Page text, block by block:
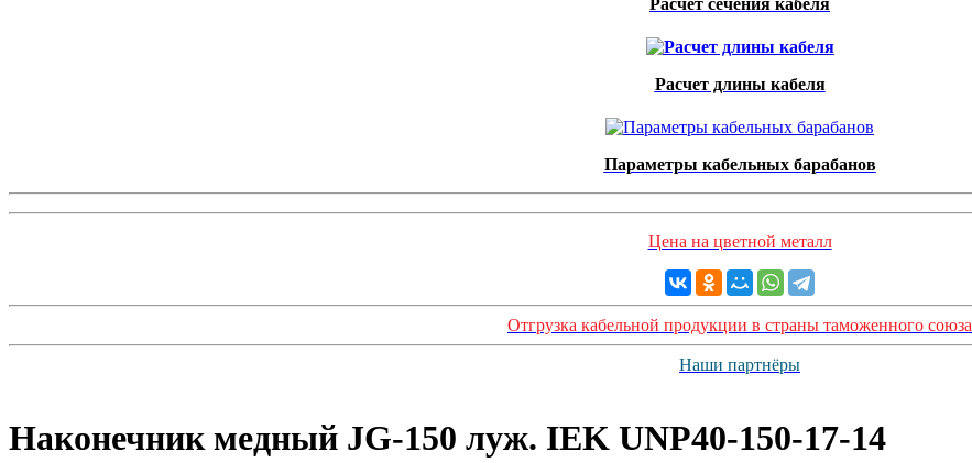
Расчет сечения кабеля
Расчет длины кабеля
Параметры кабельных барабанов
Цена на цветной металл
Отгрузка кабельной продукции в страны таможенного союза
Наши партнёры
Наконечник медный JG-150 луж. IEK UNP40-150-17-14